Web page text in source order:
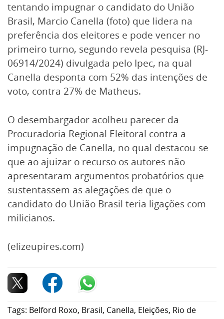
tentando impugnar o candidato do União
Brasil, Marcio Canella (foto) que lidera na
preferência dos eleitores e pode vencer no
primeiro turno, segundo revela pesquisa (RJ-
06914/2024) divulgada pelo Ipec, na qual
Canella desponta com 52% das intenções de
voto, contra 27% de Matheus.
O desembargador acolheu parecer da
Procuradoria Regional Eleitoral contra a
impugnação de Canella, no qual destacou-se
que ao ajuizar o recurso os autores não
apresentaram argumentos probatórios que
sustentassem as alegações de que o
candidato do União Brasil teria ligações com
milicianos.
(elizeupires.com)
Tags: Belford Roxo, Brasil, Canella, Eleições, Rio de